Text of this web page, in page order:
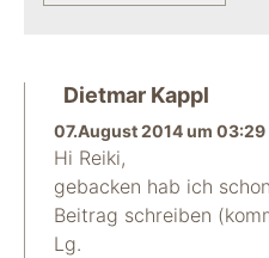
Dietmar Kappl
07.August 2014 um 03:29
Hi Reiki,
gebacken hab ich
Beitrag schreiben
Lg.